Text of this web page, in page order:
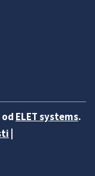
ELET systems.